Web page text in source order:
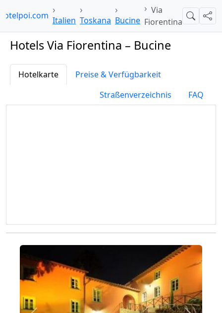
Italien Toskana Bucine
Via
Fiorentina
Suche
Hotels Via Fiorentina – Bucine
Hotelkarte
Preise & Verfügbarkeit
Straßenverzeichnis
FAQ